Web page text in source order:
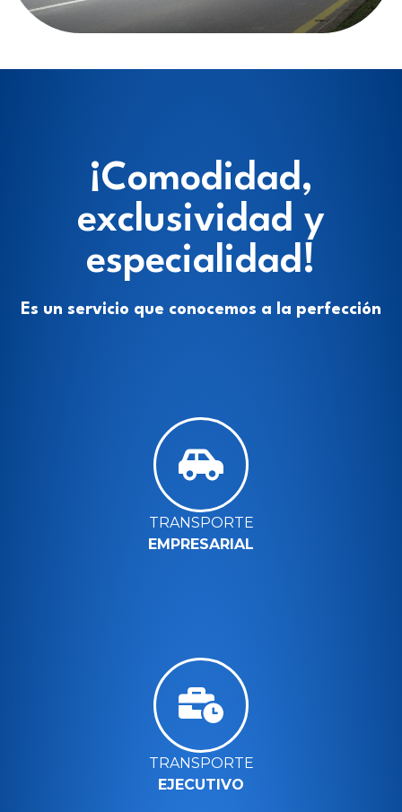
¡Comodidad,
exclusividad y
especialidad!
Es un servicio que conocemos a la perfección
TRANSPORTE
EMPRESARIAL
TRANSPORTE
EJECUTIVO